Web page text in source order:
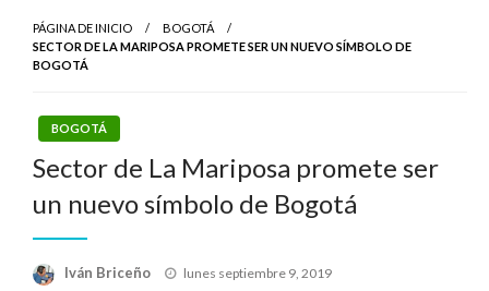
PÁGINA DE INICIO
BOGOTÁ
SECTOR DE LA MARIPOSA PROMETE SER UN NUEVO SÍMBOLO DE
BOGOTÁ
BOGOTÁ
Sector de La Mariposa promete ser
un nuevo símbolo de Bogotá
Iván Briceño
Publicado
lunes septiembre 9, 2019